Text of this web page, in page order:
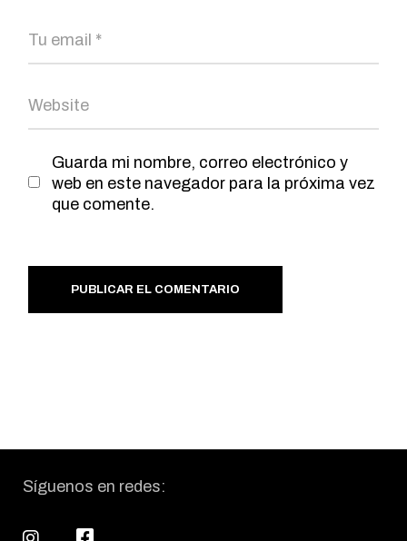
Guarda mi nombre, correo electrónico y
web en este navegador para la próxima vez
que comente.
PUBLICAR EL COMENTARIO
Síguenos en redes: